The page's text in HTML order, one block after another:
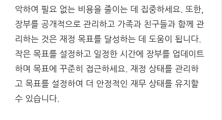
악하여 필요 없는 비용을 줄이는 데 집중하세요. 또한,
장부를 공개적으로 관리하고 가족과 친구들과 함께 관
리하는 것은 재정 목표를 달성하는 데 도움이 됩니다.
작은 목표를 설정하고 일정한 시간에 장부를 업데이트
하며 목표에 꾸준히 접근하세요. 재정 상태를 관리하
고 목표를 설정하여 더 안정적인 재무 상태를 유지할
수 있습니다.